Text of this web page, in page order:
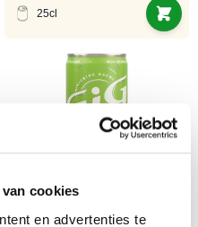
cookies
en advertenties te
25cl